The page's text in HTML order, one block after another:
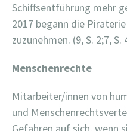
Schiffsentführung mehr
2017 begann die
zuzunehmen. (9, S. 2;7, S.
Menschenrechte
Mitarbeiter/innen von
und